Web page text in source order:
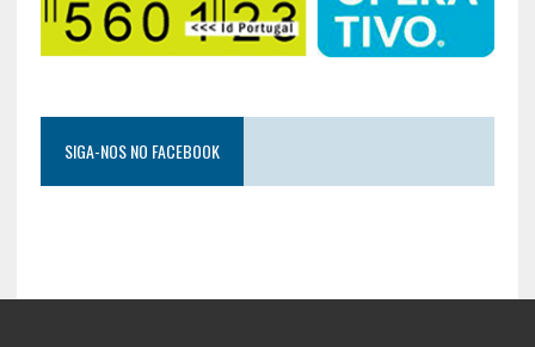
SIGA-NOS NO FACEBOOK